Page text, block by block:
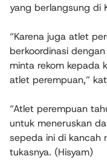
yang berlangsung di
“Karena juga atlet
berkoordinasi
minta rekom kepada
atlet perempuan,”
“Atlet perempuan
untuk meneruskan
sepeda ini di kancah
tukasnya. (Hisyam)